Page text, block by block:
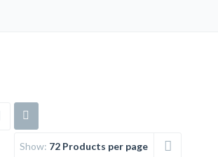
Show: 72 Products per page